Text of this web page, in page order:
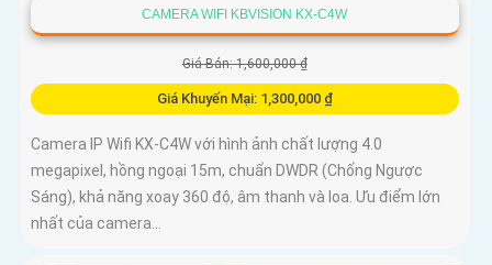
CAMERA WIFI KBVISION KX-C4W
Giá Bán: 1,600,000 ₫
Giá Khuyến Mại: 1,300,000 ₫
Camera IP Wifi KX-C4W với hình ảnh chất lượng 4.0
megapixel, hồng ngoại 15m, chuẩn DWDR (Chống Ngược
Sáng), khả năng xoay 360 độ, âm thanh và loa. Ưu điểm lớn
nhất của camera...